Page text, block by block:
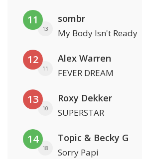
11
13
sombr
My Body Isn't Ready
12
11
Alex Warren
FEVER DREAM
13
10
Roxy Dekker
SUPERSTAR
14
18
Topic & Becky G
Sorry Papi